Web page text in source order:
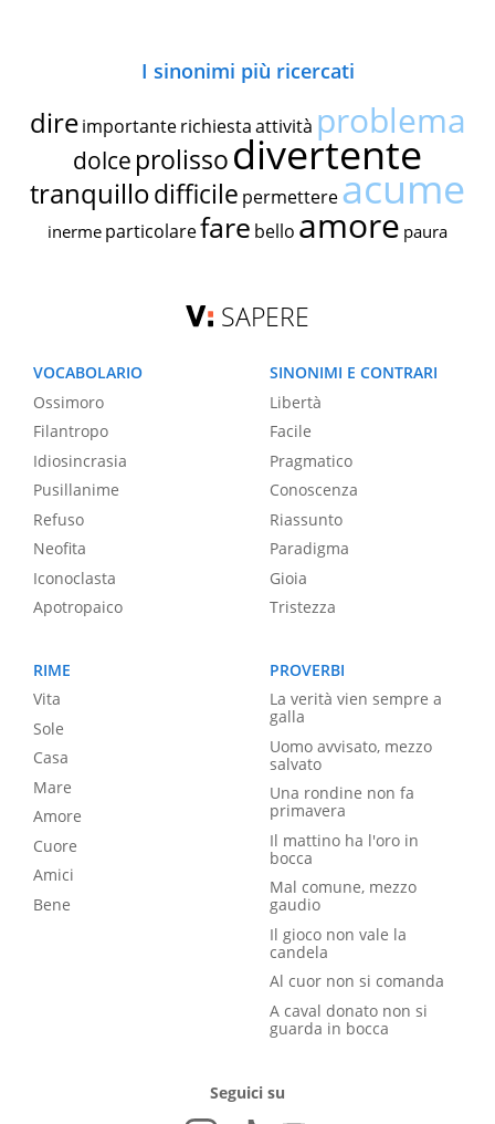
I sinonimi più ricercati
dire importante richiestaattività problema
dolce prolissodivertente
tranquillodifficile permettereacume
inerme particolarefare bello amore paura
SAPERE
VOCABOLARIO
Ossimoro
Filantropo
Idiosincrasia
Pusillanime
Refuso
Neofita
Iconoclasta
Apotropaico
SINONIMI E CONTRARI
Libertà
Facile
Pragmatico
Conoscenza
Riassunto
Paradigma
Gioia
Tristezza
RIME
Vita
Sole
Casa
Mare
Amore
Cuore
Amici
Bene
PROVERBI
La verità vien sempre a
galla
Uomo avvisato, mezzo
salvato
Una rondine non fa
primavera
Il mattino ha l'oro in
bocca
Mal comune, mezzo
gaudio
Il gioco non vale la
candela
Al cuor non si comanda
A caval donato non si
guarda in bocca
Seguici su